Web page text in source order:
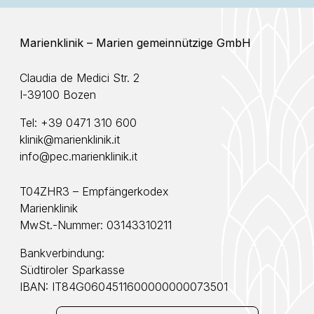
Marienklinik – Marien gemeinnützige GmbH
Claudia de Medici Str. 2
I-39100 Bozen
Tel: +39 0471 310 600
klinik@marienklinik.it
info@pec.marienklinik.it
T04ZHR3 – Empfängerkodex
Marienklinik
MwSt.-Nummer: 03143310211
Bankverbindung:
Südtiroler Sparkasse
IBAN: IT84G0604511600000000073501